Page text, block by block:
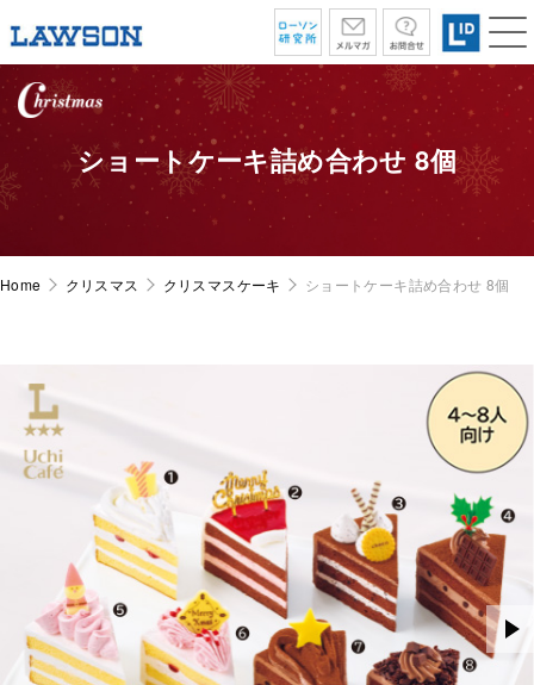
ショートケーキ詰め合わせ 8個
Home クリスマス クリスマスケーキ ショートケーキ詰め合わせ 8個